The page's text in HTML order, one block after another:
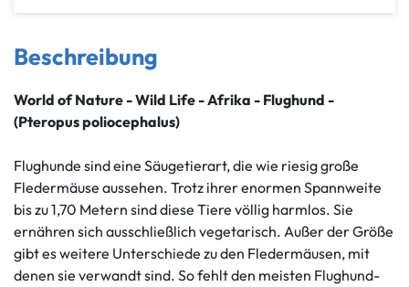
Beschreibung
World of Nature - Wild Life - Afrika - Flughund -
(Pteropus poliocephalus)
Flughunde sind eine Säugetierart, die wie riesig große
Fledermäuse aussehen. Trotz ihrer enormen Spannweite
bis zu 1,70 Metern sind diese Tiere völlig harmlos. Sie
ernähren sich ausschließlich vegetarisch. Außer der Größe
gibt es weitere Unterschiede zu den Fledermäusen, mit
denen sie verwandt sind. So fehlt den meisten Flughund-